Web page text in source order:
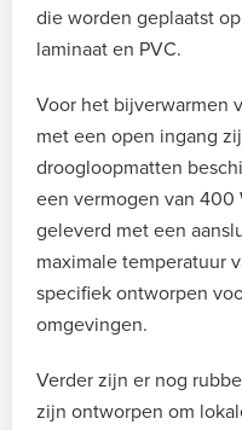
die worden geplaatst
laminaat en PVC.
Voor het bijverwarmen
met een open ingang
droogloopmatten
een vermogen van 400
geleverd met een
maximale temperatuur
specifiek ontworpen
omgevingen.
Verder zijn er nog
zijn ontworpen om